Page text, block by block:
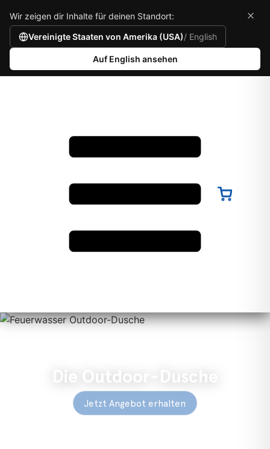
Wir zeigen dir Inhalte für deinen Standort:
Vereinigte Staaten von Amerika (USA)/ English
Auf English ansehen
Die Outdoor-Dusche
Jetzt Angebot erhalten